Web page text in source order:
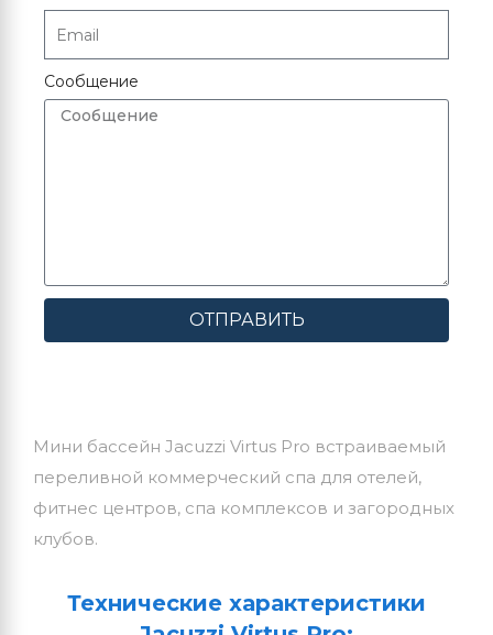
Сообщение
ОТПРАВИТЬ
Мини бассейн Jacuzzi Virtus Pro встраиваемый
переливной коммерческий спа для отелей,
фитнес центров, спа комплексов и загородных
клубов.
Технические характеристики